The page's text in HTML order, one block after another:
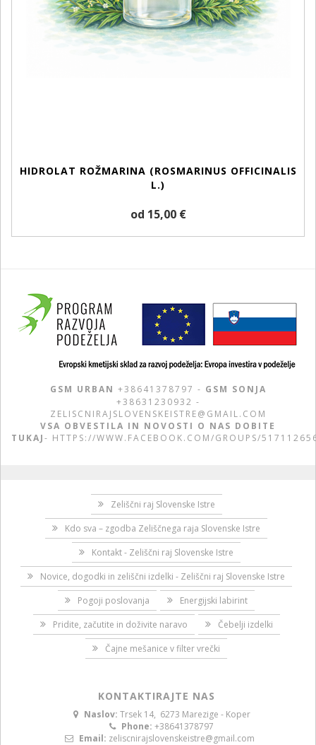
HIDROLAT ROŽMARINA (ROSMARINUS OFFICINALIS
L.)
od 15,00 €
GSM URBAN +38641378797 - GSM SONJA
+38631230932 -
ZELISCNIRAJSLOVENSKEISTRE@GMAIL.COM
VSA OBVESTILA IN NOVOSTI O NAS DOBITE
TUKAJ- HTTPS://WWW.FACEBOOK.COM/GROUPS/
Zeliščni raj Slovenske Istre
Kdo sva – zgodba Zeliščnega raja Slovenske Istre
Kontakt - Zeliščni raj Slovenske Istre
Novice, dogodki in zeliščni izdelki - Zeliščni raj Slovenske Istre
Pogoji poslovanja
Energijski labirint
Pridite, začutite in doživite naravo
Čebelji izdelki
Čajne mešanice v filter vrečki
KONTAKTIRAJTE NAS
Naslov: Trsek 14, 6273 Marezige - Koper
Phone: +38641378797
Email: zeliscnirajslovenskeistre@gmail.com